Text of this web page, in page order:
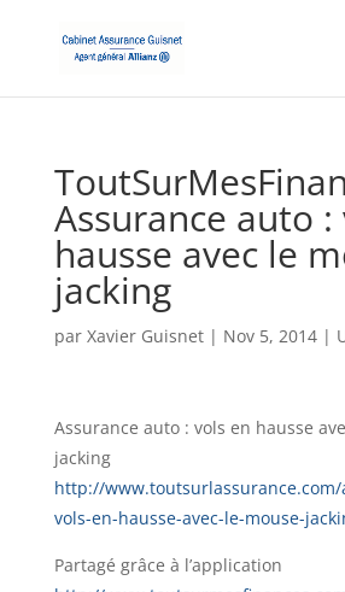
Assurance auto :
hausse avec le
jacking
par Xavier Guisnet| Nov 5, 2014|
Assurance auto : vols en hausse
jacking
http://www.toutsurlassurance.com/
vols-en-hausse-avec-le-mouse-
Partagé grâce à l’application